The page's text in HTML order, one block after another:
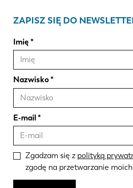
ZAPISZ SIĘ DO
Imię
Nazwisko
E-mail
Zgadzam się z polityką
zgodę na przetwarzanie